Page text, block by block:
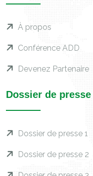
À propos
Conférence ADD
Devenez Partenaire
Dossier de presse
Dossier de presse 1
Dossier de presse 2